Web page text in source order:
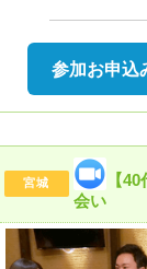
参加お申込
宮城
【
会い